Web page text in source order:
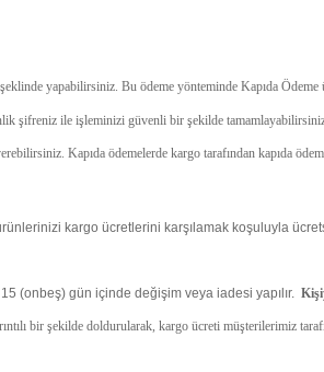
yapabilirsiniz. Bu ödeme yönteminde Kapıda Ödeme
şifreniz ile işleminizi güvenli bir şekilde
Kapıda ödemelerde kargo tarafından kapıda
kargo ücretlerini karşılamak koşuluyla
(onbeş) gün içinde değişim veya iadesi yapılır.
bir şekilde doldurularak, kargo ücreti müşterilerimiz